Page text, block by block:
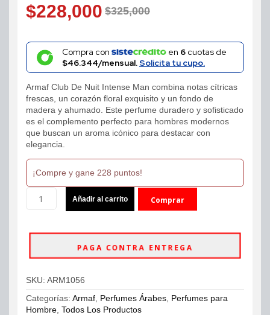
$325,000
Original
price
was:
$325,000.
$228,000
Current
price
is:
$228,000.
Compra con en 6cuotas de
$46.344/mensual.Solicita tu cupo.
Armaf Club De Nuit Intense Man combina notas cítricas
frescas, un corazón floral exquisito y un fondo de
madera y ahumado. Este perfume duradero y sofisticado
es el complemento perfecto para hombres modernos
que buscan un aroma icónico para destacar con
elegancia.
¡Compre y gane 228 puntos!
Armaf
Man
105ml
Hombre
cantidad
Añadir al carrito Comprar
PAGA CONTRA ENTREGA
SKU: ARM1056
Categorías: Armaf Perfumes Árabes Perfumes para
Hombre Todos Los Productos